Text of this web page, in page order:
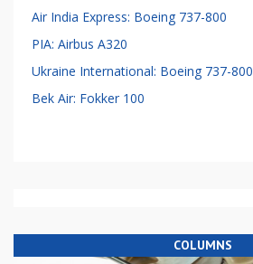
Air India Express: Boeing 737-800
PIA: Airbus A320
Ukraine International: Boeing 737-800
Bek Air: Fokker 100
COLUMNS